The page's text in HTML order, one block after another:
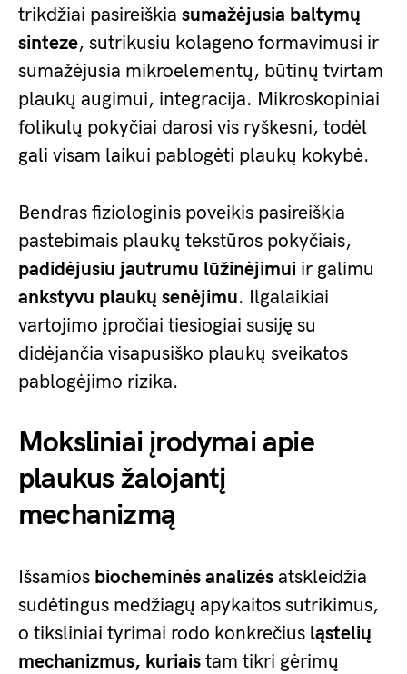
trikdžiai pasireiškia sumažėjusia baltymų
sinteze, sutrikusiu kolageno formavimusi ir
sumažėjusia mikroelementų, būtinų tvirtam
plaukų augimui, integracija. Mikroskopiniai
folikulų pokyčiai darosi vis ryškesni, todėl
gali visam laikui pablogėti plaukų kokybė.
Bendras fiziologinis poveikis pasireiškia
pastebimais plaukų tekstūros pokyčiais,
padidėjusiu jautrumu lūžinėjimui ir galimu
ankstyvu plaukų senėjimu. Ilgalaikiai
vartojimo įpročiai tiesiogiai susiję su
didėjančia visapusiško plaukų sveikatos
pablogėjimo rizika.
Moksliniai įrodymai apie
plaukus žalojantį
mechanizmą
Išsamios biocheminės analizės atskleidžia
sudėtingus medžiagų apykaitos sutrikimus,
o tiksliniai tyrimai rodo konkrečius ląstelių
mechanizmus, kuriais tam tikri gėrimų